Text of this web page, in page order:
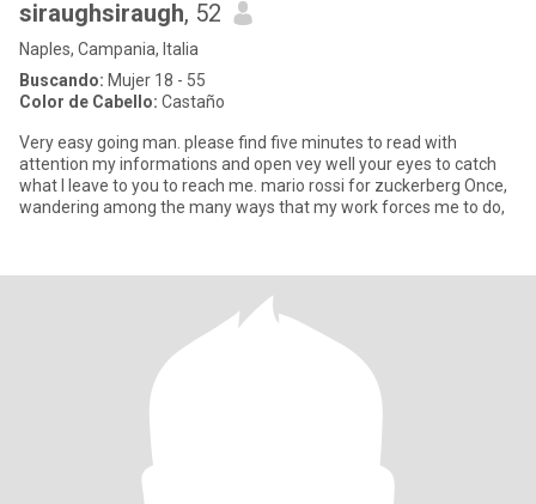
siraughsiraugh, 52
Naples, Campania, Italia
Buscando: Mujer 18 - 55
Color de Cabello: Castaño
Very easy going man. please find five minutes to read with
attention my informations and open vey well your eyes to catch
what I leave to you to reach me. mario rossi for zuckerberg Once,
wandering among the many ways that my work forces me to do,